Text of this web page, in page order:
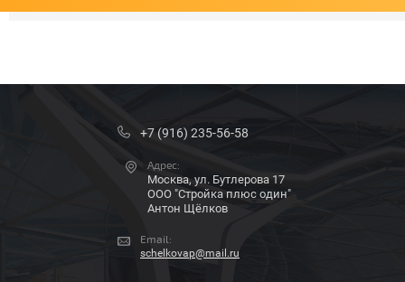
+7 (916) 235-56-58
Адрес:
Москва, ул. Бутлерова 17
ООО "Стройка плюс один"
Антон Щёлков
Email:
schelkovap@mail.ru